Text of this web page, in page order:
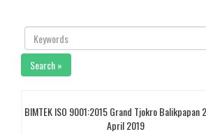
Search »
BIMTEK ISO 9001:2015 Grand Tjokro Balikpapan
April 2019